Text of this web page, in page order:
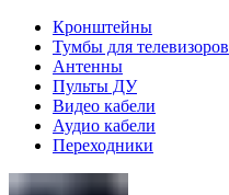
Кронштейны
Тумбы для телевизоров
Антенны
Пульты ДУ
Видео кабели
Аудио кабели
Переходники